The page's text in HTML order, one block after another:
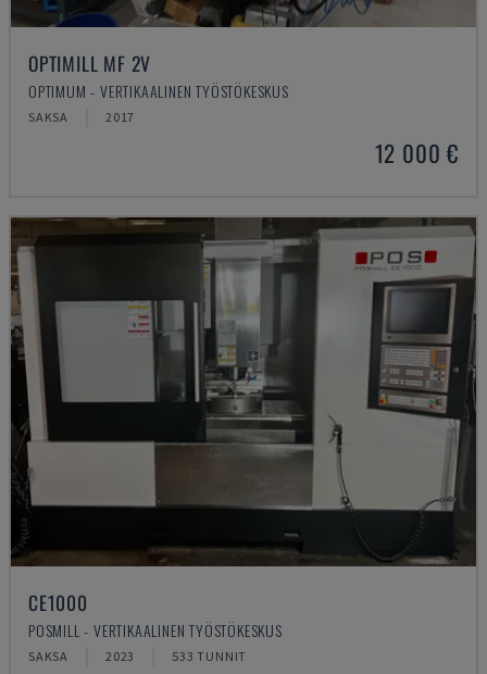
OPTIMILL MF 2V
OPTIMUM - VERTIKAALINEN TYÖSTÖKESKUS
SAKSA 2017
12 000 €
CE1000
POSMILL - VERTIKAALINEN TYÖSTÖKESKUS
SAKSA 2023 533 TUNNIT